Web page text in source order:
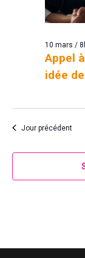
Appel
idée
10 mars /
Jour précédent